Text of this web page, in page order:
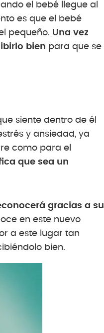
el bebé llegue al
es que el bebé
pequeño. Una vez
bien para que se
siente dentro de él
y ansiedad, ya
como para el
que sea un
gracias a su
en este nuevo
a este lugar tan
bien.